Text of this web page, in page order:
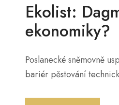
Ekolist:
ekonomiky?
Poslanecké sněmovně
bariér pěstování